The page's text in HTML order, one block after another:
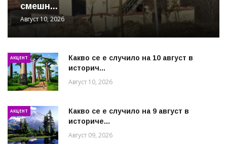
смешн...
Август 10, 2026
АКЦЕНТ
Какво се е случило на 10 август в
историч...
Август 10, 2026
АКЦЕНТ
Какво се е случило на 9 август в
историче...
Август 09, 2026